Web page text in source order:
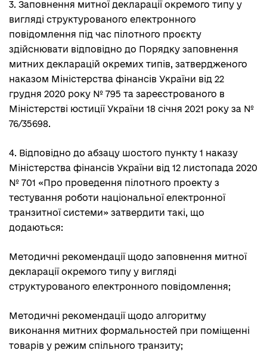
3. Заповнення митної декларації окремого типу у
вигляді структурованого електронного
повідомлення під час пілотного проєкту
здійснювати відповідно до Порядку заповнення
митних декларацій окремих типів, затвердженого
наказом Міністерства фінансів України від 22
грудня 2020 року № 795 та зареєстрованого в
Міністерстві юстиції України 18 січня 2021 року за №
76/35698.
4. Відповідно до абзацу шостого пункту 1 наказу
Міністерства фінансів України від 12 листопада 2020
№ 701 «Про проведення пілотного проекту з
тестування роботи національної електронної
транзитної системи» затвердити такі, що
додаються:
Методичні рекомендації щодо заповнення митної
декларації окремого типу у вигляді
структурованого електронного повідомлення;
Методичні рекомендації щодо алгоритму
виконання митних формальностей при поміщенні
товарів у режим спільного транзиту;